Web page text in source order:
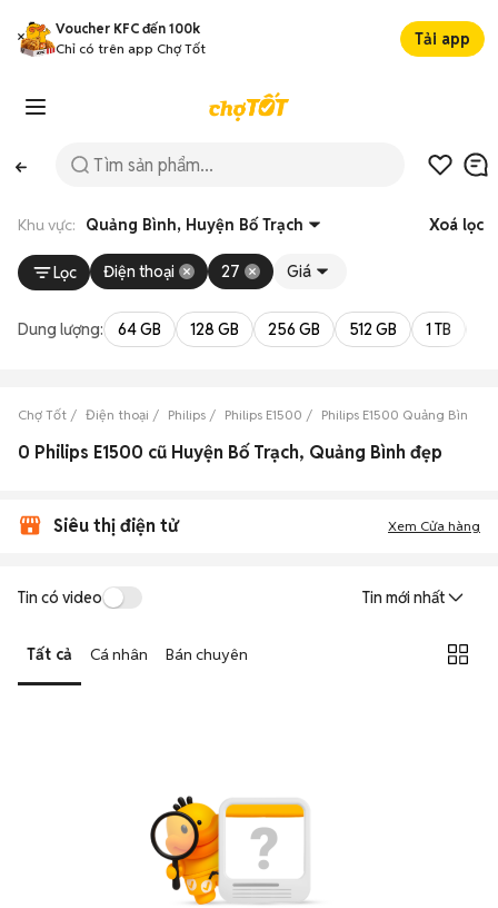
Voucher KFC đến 100k
Chỉ có trên app Chợ Tốt
Tải app
Khu vực: Quảng Bình, Huyện Bố Trạch Xoá lọc
Lọc Điện thoại 27 Giá
Dung lượng: 64 GB 128 GB 256 GB 512 GB 1 TB
Chợ Tốt Điện thoại Philips Philips E1500 Philips E1500 Quảng Bình
0 Philips E1500 cũ Huyện Bố Trạch, Quảng Bình đẹp
Siêu thị điện tử Xem Cửa hàng
Tin có video Tin mới nhất
Tất cả Cá nhân Bán chuyên